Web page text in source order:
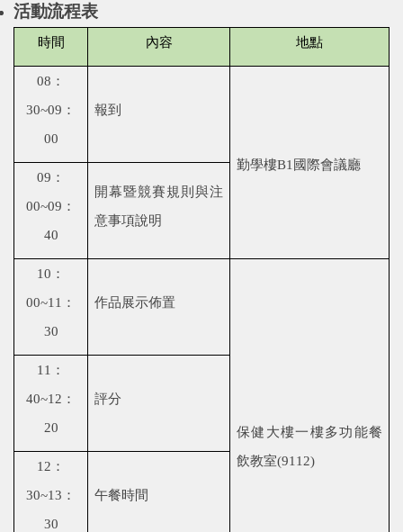
活動流程表
時間 內容 地點
08 ：
30~09 ：
00
報到
勤學樓B1 國際會議廳
09 ：
00~09 ：
40
開幕暨競賽規則與注
意事項說明
10 ：
00~11 ：
30
作品展示佈置
保健大樓一樓多功能餐
飲教室(9112)
11 ：
40~12 ：
20
評分
12 ：
30~13 ：
30
午餐時間